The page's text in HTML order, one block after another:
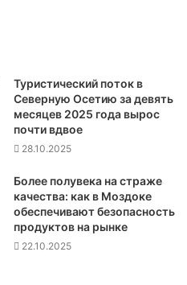
Туристический поток в
Северную Осетию за девять
месяцев 2025 года вырос
почти вдвое
28.10.2025
Более полувека на страже
качества: как в Моздоке
обеспечивают безопасность
продуктов на рынке
22.10.2025